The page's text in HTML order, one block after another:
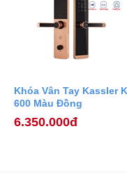
Khóa Vân Tay Kassler
600 Màu Đồng
6.350.000đ